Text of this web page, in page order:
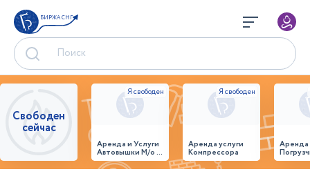
БИРЖА СНГ
Свободен
сейчас
Аренда и Услуги
Автовышки М/о г.
Домодедово
26,28,32 место
Аренда услуги
Компрессора